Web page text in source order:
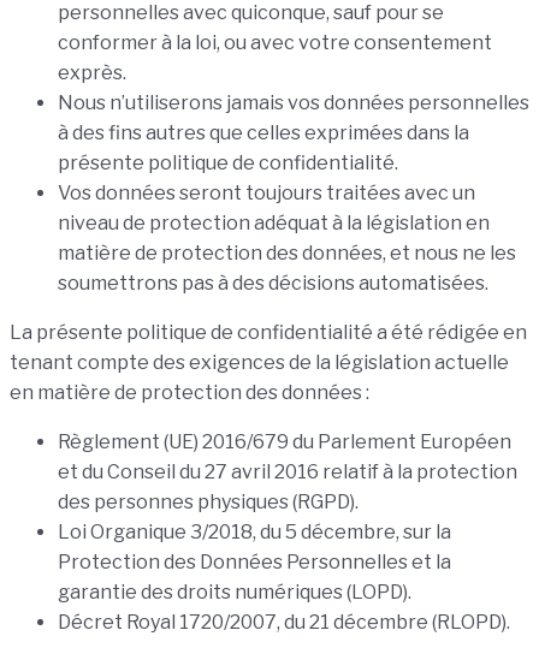
personnelles avec quiconque, sauf pour se
conformer à la loi, ou avec votre consentement
exprès.
Nous n’utiliserons jamais vos données personnelles
à des fins autres que celles exprimées dans la
présente politique de confidentialité.
Vos données seront toujours traitées avec un
niveau de protection adéquat à la législation en
matière de protection des données, et nous ne les
soumettrons pas à des décisions automatisées.
La présente politique de confidentialité a été rédigée en
tenant compte des exigences de la législation actuelle
en matière de protection des données :
Règlement (UE) 2016/679 du Parlement Européen
et du Conseil du 27 avril 2016 relatif à la protection
des personnes physiques (RGPD).
Loi Organique 3/2018, du 5 décembre, sur la
Protection des Données Personnelles et la
garantie des droits numériques (LOPD).
Décret Royal 1720/2007, du 21 décembre (RLOPD).